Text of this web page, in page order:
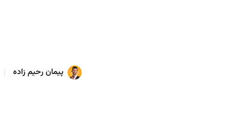
پیمان رحیم زاده